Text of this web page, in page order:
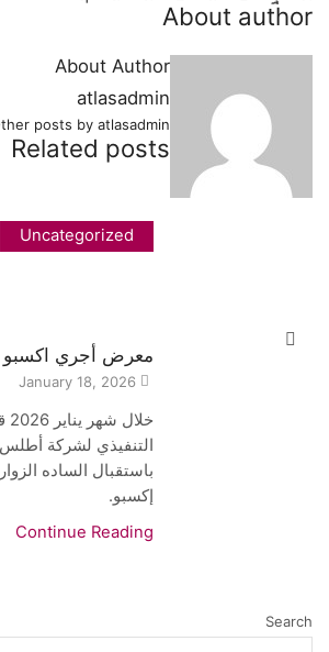
About author
About Author
atlasadmin
posts by atlasadmin
Related posts
Uncategorized
معرض أجري اكسبو 2026
التنفيذي لشركة
باستقبال الساده
إكسبو.
Continue Reading
Search